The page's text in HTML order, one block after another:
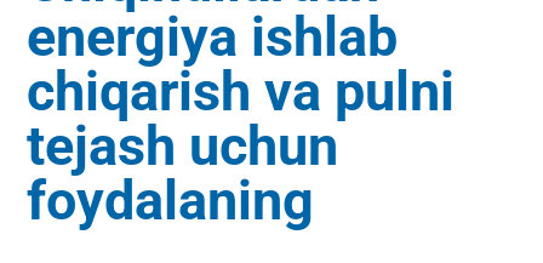
energiya ishlab
chiqarish va pulni
tejash uchun
foydalaning